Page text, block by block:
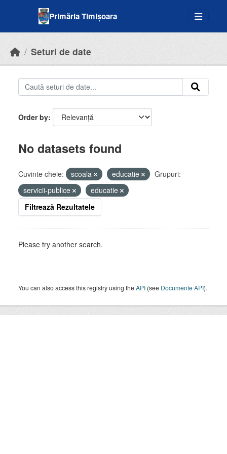
Primăria Timișoara
Seturi de date
Order by
No datasets found
Cuvinte cheie: scoala educatie
Grupuri:
servicii-publice
educatie
Filtrează Rezultatele
Please try another search.
You can also access this registry using theAPI (see Documente API).